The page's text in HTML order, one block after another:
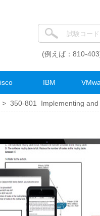
(例えば：810-
IBM
> 350-801 Implementing and